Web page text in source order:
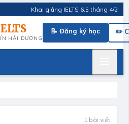
Khai giảng IELTS 6.5 tháng 4/2026
HẢI DƯƠNG
📝 Đăng ký học ✏️
1 bài viết